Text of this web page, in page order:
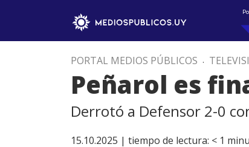
PORTAL MEDIOS PÚBLICOS .
Peñarol es
Derrotó a Defensor 2-0
15.10.2025 | tiempo de lectura: < 1